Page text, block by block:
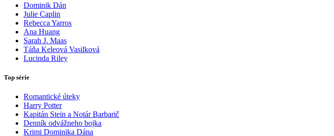
Dominik Dán
Julie Caplin
Rebecca Yarros
Ana Huang
Sarah J. Maas
Táňa Keleová Vasilková
Lucinda Riley
Top série
Romantické úteky
Harry Potter
Kapitán Stein a Notár Barbarič
Denník odvážneho bojka
Krimi Dominika Dána